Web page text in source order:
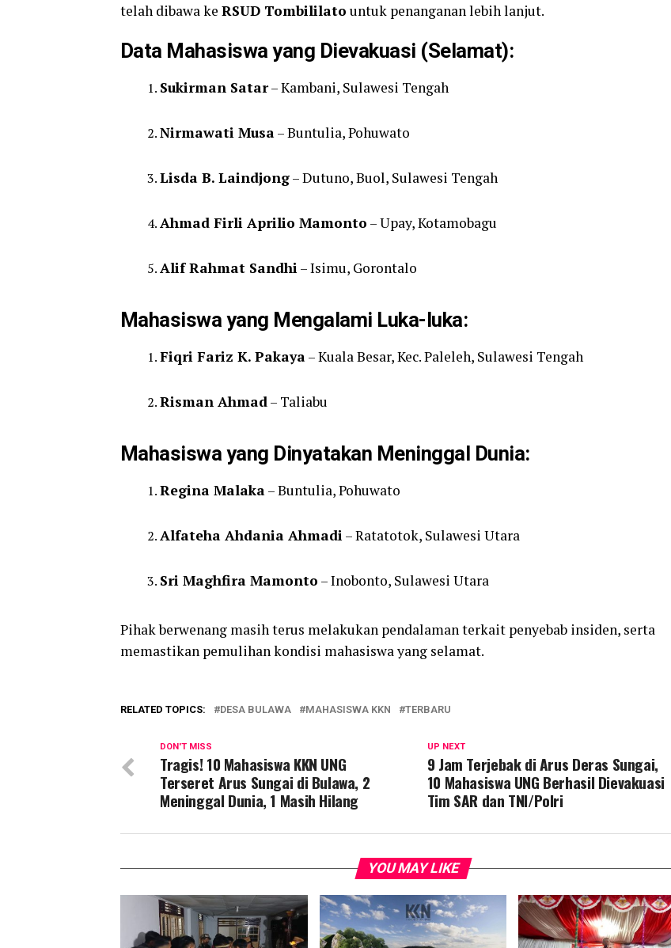
telah dibawa ke RSUD Tombililato untuk penanganan lebih lanjut.
Data Mahasiswa yang Dievakuasi (Selamat):
Sukirman Satar– Kambani, Sulawesi Tengah
Nirmawati Musa– Buntulia, Pohuwato
Lisda B. Laindjong– Dutuno, Buol, Sulawesi Tengah
Ahmad Firli Aprilio Mamonto – Upay, Kotamobagu
Alif Rahmat Sandhi– Isimu, Gorontalo
Mahasiswa yang Mengalami Luka-luka:
Fiqri Fariz K. Pakaya– Kuala Besar, Kec. Paleleh, Sulawesi Tengah
Risman Ahmad– Taliabu
Mahasiswa yang Dinyatakan Meninggal Dunia:
Regina Malaka– Buntulia, Pohuwato
Alfateha Ahdania Ahmadi– Ratatotok, Sulawesi Utara
Sri Maghfira Mamonto – Inobonto, Sulawesi Utara
Pihak berwenang masih terus melakukan pendalaman terkait penyebab insiden, serta
memastikan pemulihan kondisi mahasiswa yang selamat.
RELATED TOPICS: DESA BULAWA MAHASISWA KKN TERBARU
UP NEXT
9 Jam Terjebak di Arus Deras Sungai,
10 Mahasiswa UNG Berhasil Dievakuasi
Tim SAR dan TNI/Polri
DON'T MISS
Tragis! 10 Mahasiswa KKN UNG
Terseret Arus Sungai di Bulawa, 2
Meninggal Dunia, 1 Masih Hilang
YOU MAY LIKE